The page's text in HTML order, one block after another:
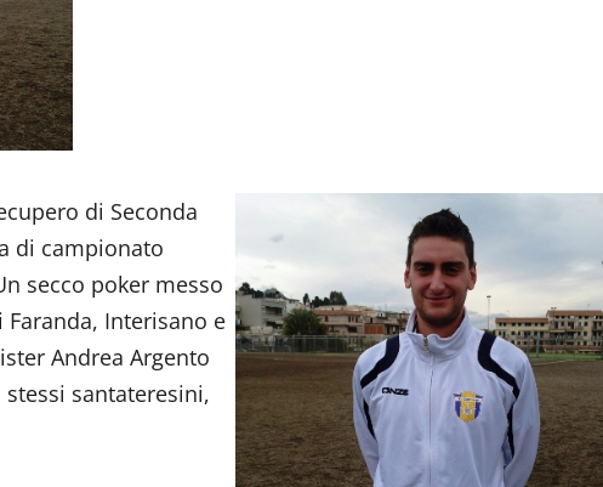
di Seconda
di campionato
secco poker messo
Interisano e
Andrea Argento
santateresini,